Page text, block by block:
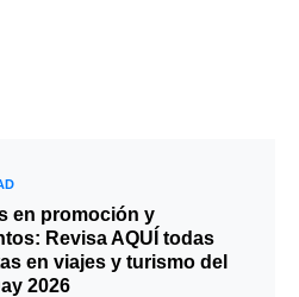
en promoción y
Revisa AQUÍ todas
en viajes y turismo del
2026